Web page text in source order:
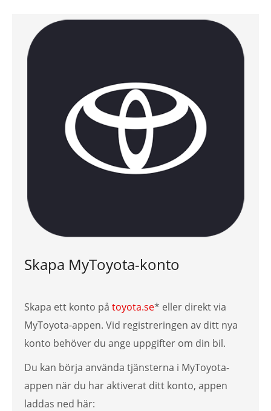
Skapa MyToyota-konto
Skapa ett konto på toyota.se* eller direkt via
MyToyota-appen. Vid registreringen av ditt nya
konto behöver du ange uppgifter om din bil.
Du kan börja använda tjänsterna i MyToyota-
appen när du har aktiverat ditt konto, appen
laddas ned här: